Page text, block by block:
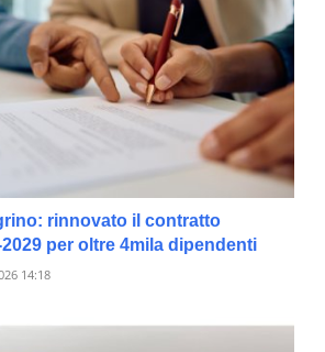
rinnovato il contratto
per oltre 4mila dipendenti
14:18